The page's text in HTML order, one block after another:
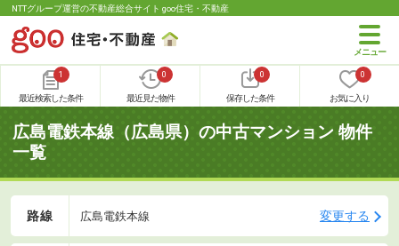
NTTグループ運営の不動産総合サイト goo住宅・不動産
1
最近検索した条件
0
最近見た物件
0
保存した条件
0
お気に入り
広島電鉄本線（広島県）の中古マンション 物件
一覧
路線 広島電鉄本線 変更する